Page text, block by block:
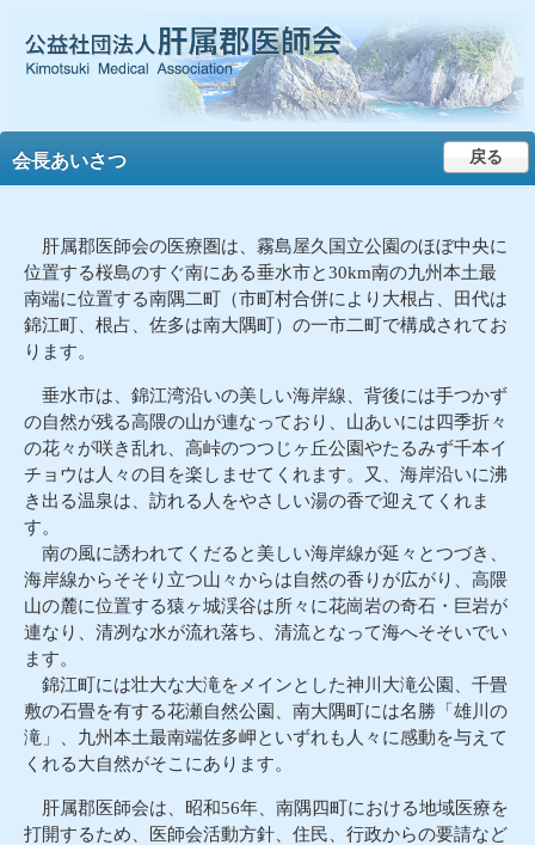
会長あいさつ 戻る
肝属郡医師会の医療圏は、霧島屋久国立公園のほぼ中央に
位置する桜島のすぐ南にある垂水市と30km南の九州本土最
南端に位置する南隅二町（市町村合併により大根占、田代は
錦江町、根占、佐多は南大隅町）の一市二町で構成されてお
ります。
垂水市は、錦江湾沿いの美しい海岸線、背後には手つかず
の自然が残る高隈の山が連なっており、山あいには四季折々
の花々が咲き乱れ、高峠のつつじヶ丘公園やたるみず千本イ
チョウは人々の目を楽しませてくれます。又、海岸沿いに沸
き出る温泉は、訪れる人をやさしい湯の香で迎えてくれま
す。
南の風に誘われてくだると美しい海岸線が延々とつづき、
海岸線からそそり立つ山々からは自然の香りが広がり、高隈
山の麓に位置する猿ヶ城渓谷は所々に花崗岩の奇石・巨岩が
連なり、清冽な水が流れ落ち、清流となって海へそそいでい
ます。
錦江町には壮大な大滝をメインとした神川大滝公園、千畳
敷の石畳を有する花瀬自然公園、南大隅町には名勝「雄川の
滝」、九州本土最南端佐多岬といずれも人々に感動を与えて
くれる大自然がそこにあります。
肝属郡医師会は、昭和56年、南隅四町における地域医療を
打開するため、医師会活動方針、住民、行政からの要請など